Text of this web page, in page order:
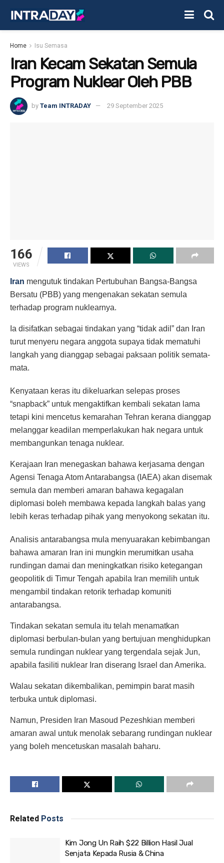
Home Isu Semasa
Iran Kecam Sekatan Semula
Program Nuklear Oleh PBB
by Team INTRADAY 29 September 2025
166
VIEWS
Iran mengutuk tindakan Pertubuhan Bangsa-Bangsa
Bersatu (PBB) yang mengenakan sekatan semula
terhadap program nuklearnya.
Ia disifatkan sebagai tindakan yang “tidak adil” dan Iran
turut menyeru negara anggota supaya tidak mematuhi
langkah yang dianggap sebagai paksaan politik semata-
mata.
Kenyataan keras itu dikeluarkan selepas proses
“snapback” untuk mengaktifkan kembali sekatan lama
tetapi kini mencetus kemarahan Tehran kerana dianggap
melanggar keadilan memperlakukan hak negara untuk
membangunkan tenaga nuklear.
Kerajaan Iran menegaskan bahawa kerjasama dengan
Agensi Tenaga Atom Antarabangsa (IAEA) akan disemak
semula dan memberi amaran bahawa kegagalan
diplomasi boleh membawa kepada langkah balas yang
lebih keras terhadap pihak yang menyokong sekatan itu.
Analisis antarabangsa mula menyuarakan kebimbangan
bahawa amaran Iran ini mungkin merumitkan usaha
rundingan damai dan meningkatkan risiko ketegangan
geopolitik di Timur Tengah apabila Iran memilih untuk
mengambil tindakan retorik terhadap komuniti
antarabangsa.
Tindakan sekatan semula itu telah menamatkan
diplomasi berbulan-bulan yang bertujuan menghidupkan
semula rundingan nuklear yang tergendala sejak Jun,
apabila fasiliti nuklear Iran diserang Israel dan Amerika.
Walau sekatan dikembalikan, pemimpin barat masih
terbuka untuk diplomasi.
Namun, Presiden Iran Masoud Pezeshkian memberi
amaran awal untuk menolak sebarang rundingan nuklear
yang boleh mencetuskan masalah baharu.
Related Posts
Kim Jong Un Raih $22 Billion Hasil Jual
Senjata Kepada Rusia & China